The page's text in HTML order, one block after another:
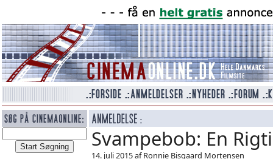
Svampebob: En
14. juli 2015 af Ronnie Bisgaard Mortensen